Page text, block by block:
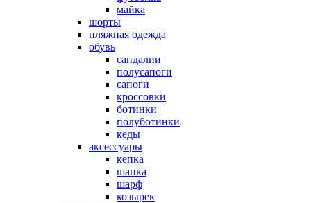
майка
шорты
пляжная одежда
oбувь
сандалии
полусапоги
сапоги
кроссовки
ботинки
полуботинки
кеды
аксессуары
кепка
шапка
шарф
козырек